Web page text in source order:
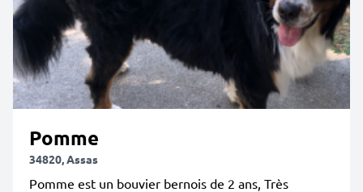
Pomme
34820, Assas
Pomme est un bouvier bernois de 2 ans, Très